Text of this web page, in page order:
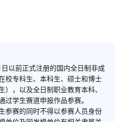
以前正式注册的国内全日制非成
校专科生、本科生、硕士和博士
，以及全日制职业教育本科、
学生赛道申报作品参赛。
参赛的同时不得以参赛人员身份